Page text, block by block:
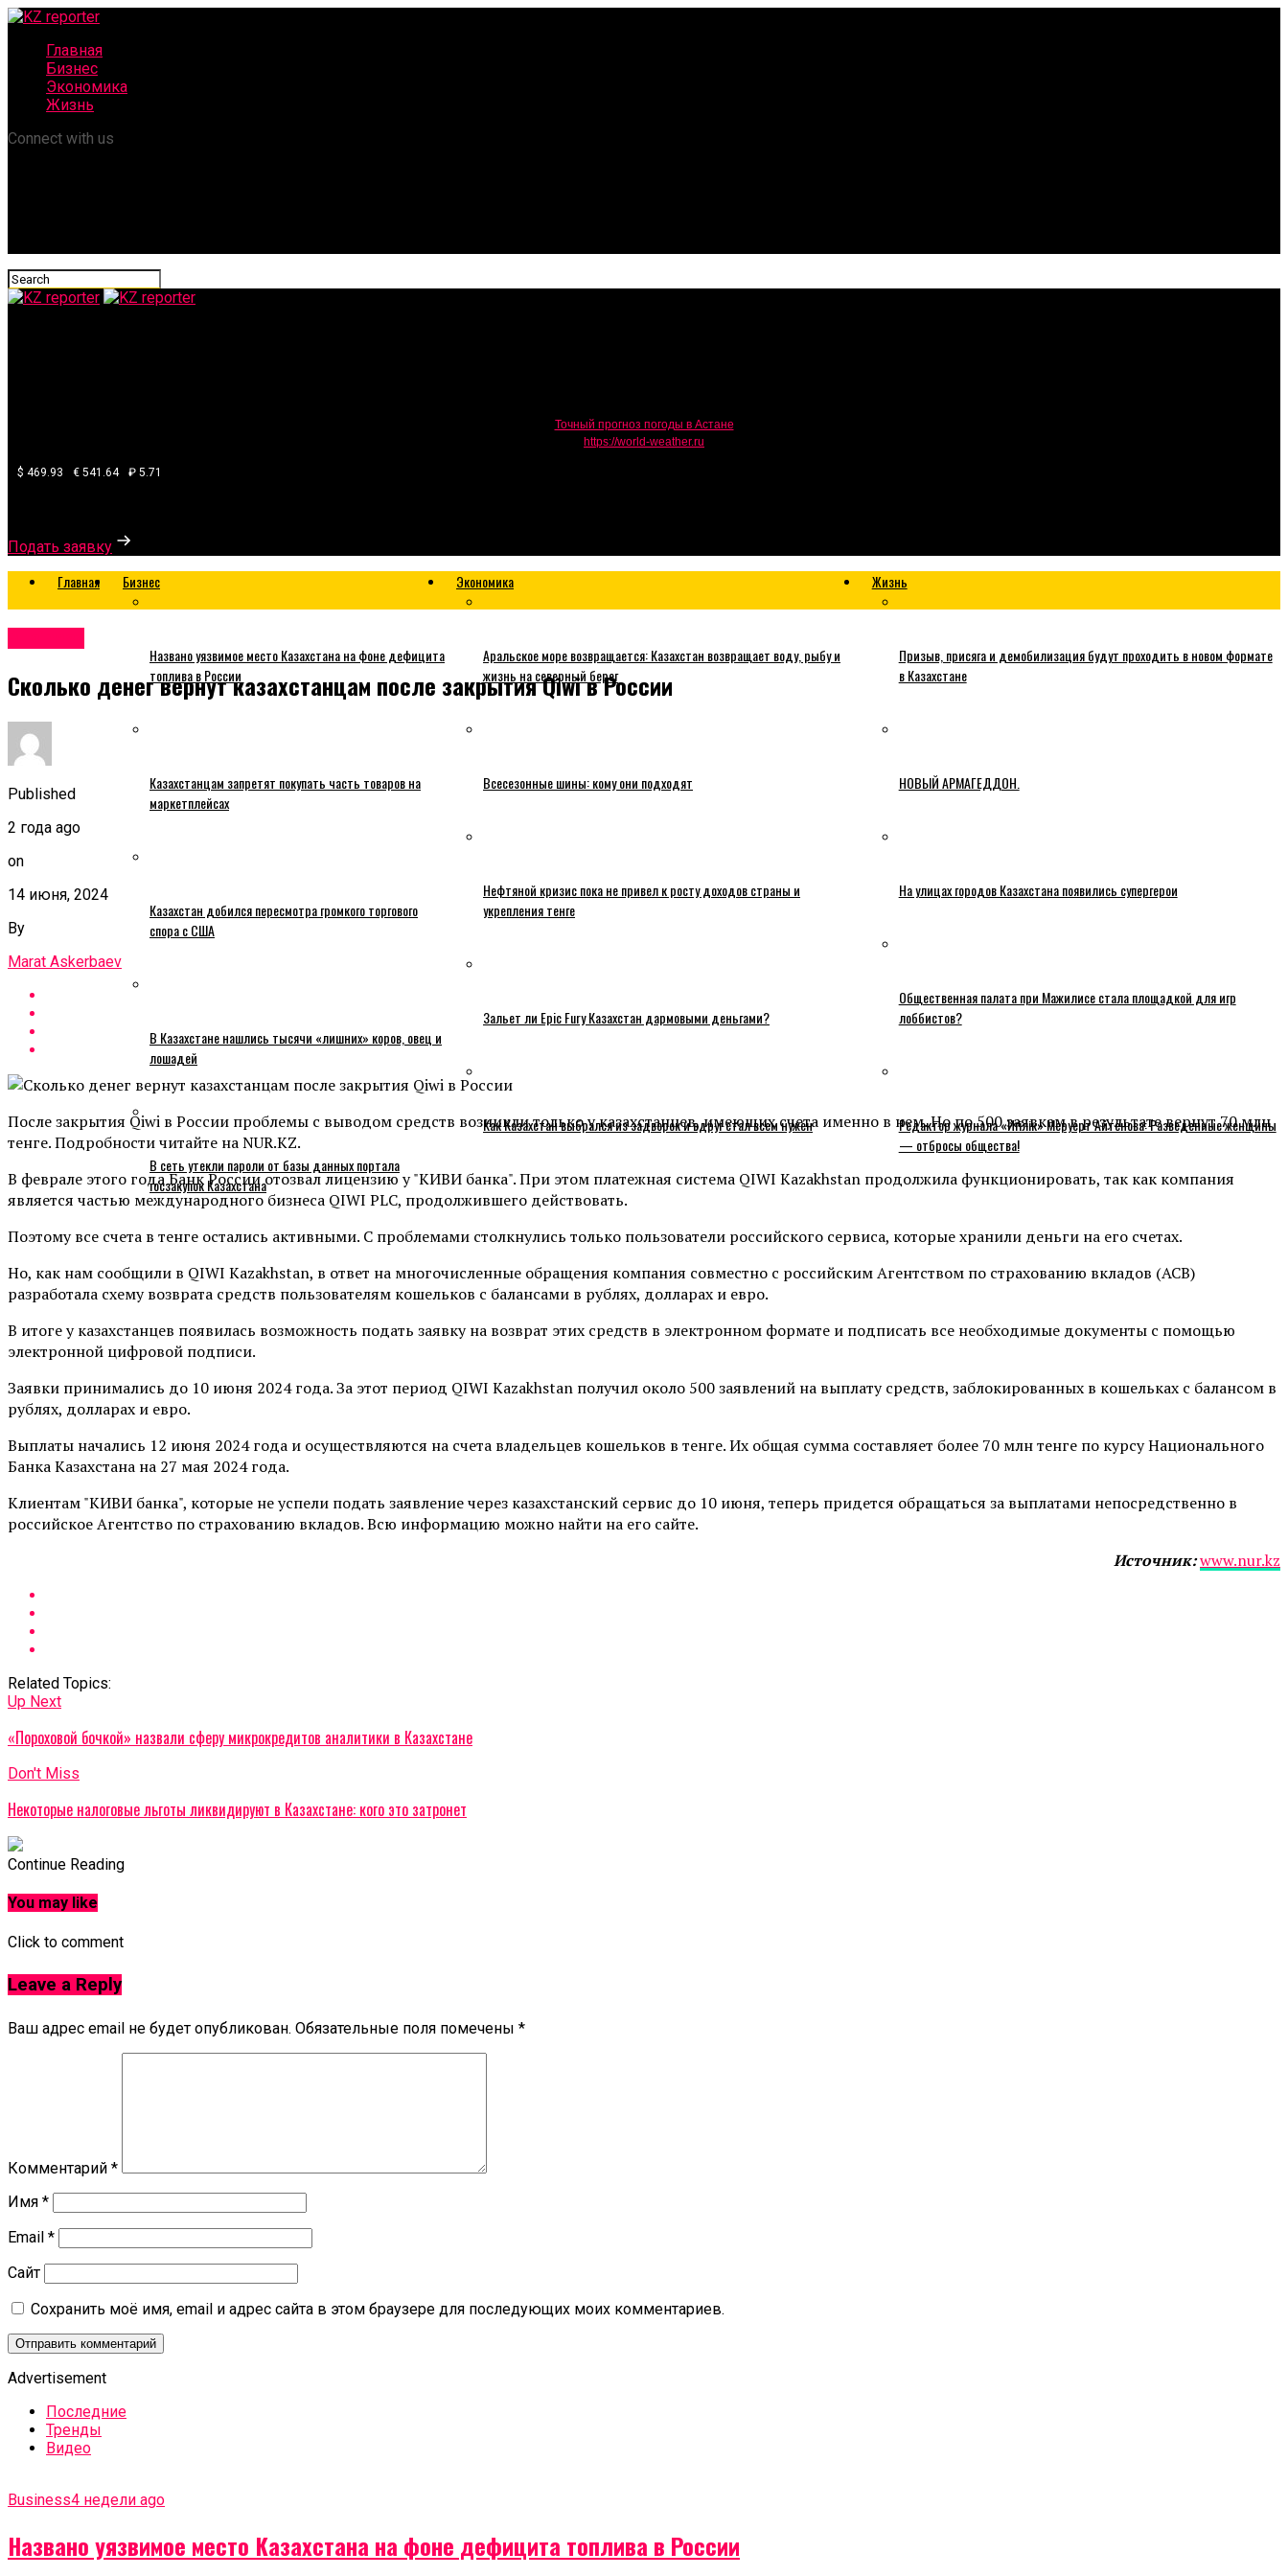
Главная
Бизнес
Экономика
Жизнь
Connect with us
Точный прогноз погоды в Астане
https://world-weather.ru
$ 469.93 € 541.64 ₽ 5.71
Подать заявку
Главная Бизнес
Названо уязвимое место Казахстана на фоне дефицита
топлива в России
Казахстанцам запретят покупать часть товаров на
маркетплейсах
Казахстан добился пересмотра громкого торгового
спора с США
В Казахстане нашлись тысячи «лишних» коров, овец и
лошадей
В сеть утекли пароли от базы данных портала
госзакупок Казахстана
Экономика
Аральское море возвращается: Казахстан возвращает воду, рыбу и
жизнь на северный берег
Всесезонные шины: кому они подходят
Нефтяной кризис пока не привел к росту доходов страны и
укрепления тенге
Зальет ли Epic Fury Казахстан дармовыми деньгами?
Как Казахстан выбрался из задворок и вдруг стал всем нужен
Жизнь
Призыв, присяга и демобилизация будут проходить в новом формате
в Казахстане
НОВЫЙ АРМАГЕДДОН.
На улицах городов Казахстана появились супергерои
Общественная палата при Мажилисе стала площадкой для игр
лоббистов?
Редактор журнала «Игілік» Меруерт Айтенова: Разведенные женщины
— отбросы общества!
Сколько денег вернут казахстанцам после закрытия Qiwi в России
Published
2 года ago
on
14 июня, 2024
By
Marat Askerbaev
После закрытия Qiwi в России проблемы с выводом средств возникли только у казахстанцев, имеющих счета именно в нем. Но по 500 заявкам в результате вернут 70 млн
тенге. Подробности читайте на NUR.KZ.
В феврале этого года Банк России отозвал лицензию у "КИВИ банка". При этом платежная система QIWI Kazakhstan продолжила функционировать, так как компания
является частью международного бизнеса QIWI PLC, продолжившего действовать.
Поэтому все счета в тенге остались активными. С проблемами столкнулись только пользователи российского сервиса, которые хранили деньги на его счетах.
Но, как нам сообщили в QIWI Kazakhstan, в ответ на многочисленные обращения компания совместно с российским Агентством по страхованию вкладов (АСВ)
разработала схему возврата средств пользователям кошельков с балансами в рублях, долларах и евро.
В итоге у казахстанцев появилась возможность подать заявку на возврат этих средств в электронном формате и подписать все необходимые документы с помощью
электронной цифровой подписи.
Заявки принимались до 10 июня 2024 года. За этот период QIWI Kazakhstan получил около 500 заявлений на выплату средств, заблокированных в кошельках с балансом в
рублях, долларах и евро.
Выплаты начались 12 июня 2024 года и осуществляются на счета владельцев кошельков в тенге. Их общая сумма составляет более 70 млн тенге по курсу Национального
Банка Казахстана на 27 мая 2024 года.
Клиентам "КИВИ банка", которые не успели подать заявление через казахстанский сервис до 10 июня, теперь придется обращаться за выплатами непосредственно в
российское Агентство по страхованию вкладов. Всю информацию можно найти на его сайте.
Источник:www.nur.kz
Related Topics:
Up Next
«Пороховой бочкой» назвали сферу микрокредитов аналитики в Казахстане
Don't Miss
Некоторые налоговые льготы ликвидируют в Казахстане: кого это затронет
Continue Reading
You may like
Click to comment
Leave a Reply
Ваш адрес email не будет опубликован. Обязательные поля помечены *
Комментарий *
Имя *
Email *
Сайт
Сохранить моё имя, email и адрес сайта в этом браузере для последующих моих комментариев.
Advertisement
Последние
Тренды
Видео
Business4 недели ago
Названо уязвимое место Казахстана на фоне дефицита топлива в России